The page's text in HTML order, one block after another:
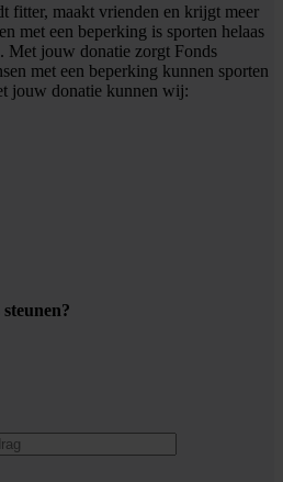
fitter, maakt vrienden en krijgt meer
met een beperking is sporten helaas
Met jouw donatie zorgt Fonds
met een beperking kunnen sporten
jouw donatie kunnen wij: